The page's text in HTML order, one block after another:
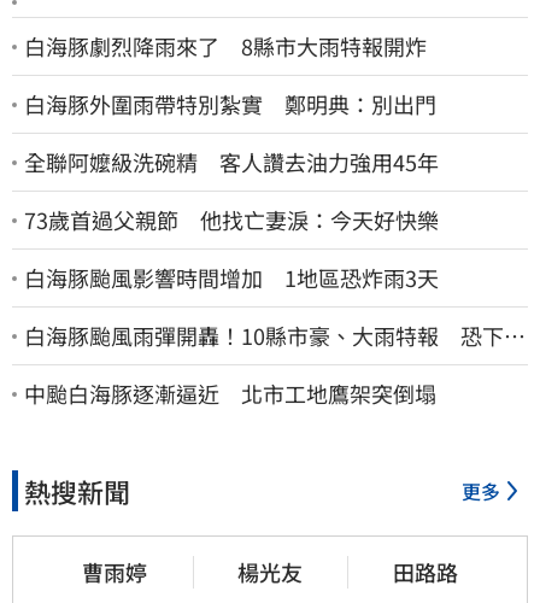
白海豚劇烈降雨來了 8縣市大雨特報開炸
白海豚外圍雨帶特別紮實 鄭明典：別出門
全聯阿嬤級洗碗精 客人讚去油力強用45年
73歲首過父親節 他找亡妻淚：今天好快樂
白海豚颱風影響時間增加 1地區恐炸雨3天
白海豚颱風雨彈開轟！10縣市豪、大雨特報 恐下到
明天
中颱白海豚逐漸逼近 北市工地鷹架突倒塌
熱搜新聞 更多
曹雨婷 楊光友 田路路